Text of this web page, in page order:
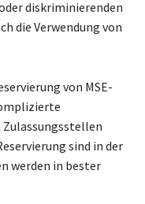
diskriminierenden
die Verwendung von
von MSE-
sind in der
werden in bester